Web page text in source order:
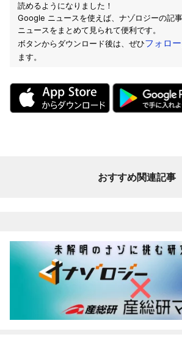
読めるようになりました！
Google ニュースを使えば、ナゾロジーの記
ニュースをまとめて見られて便利です。
ボタンからダウンロード後は、ぜひフォロー
ます。
おすすめ関連記事